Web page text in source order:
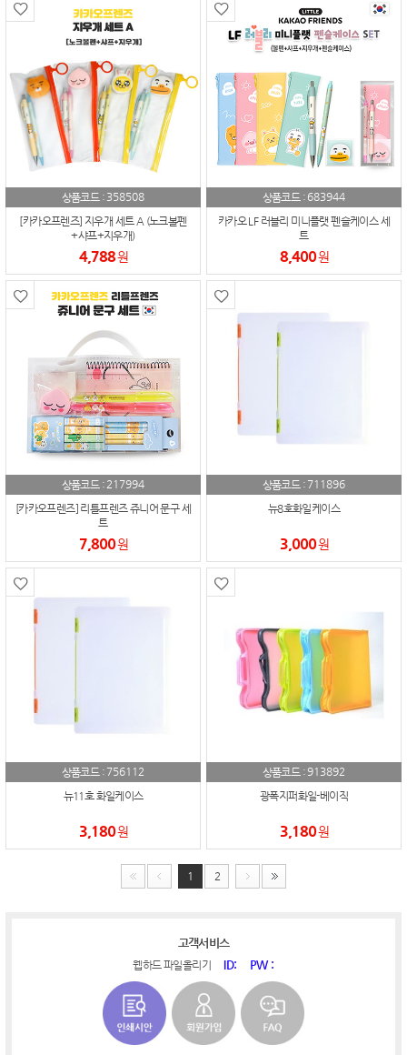
상품코드 : 358508
[카카오프렌즈] 지우개 세트 A (노크볼펜
+샤프+지우개)
4,788원
상품코드 : 683944
카카오 LF 러블리 미니플랫 펜슬케이스 세
트
8,400원
상품코드 :217994
[카카오프렌즈] 리틀프렌즈 쥬니어 문구 세
트
7,800원
상품코드 : 711896
뉴8호화일케이스
3,000원
상품코드 : 756112
뉴11호 화일케이스
3,180원
상품코드 :913892
광폭지퍼화일-베이직
3,180원
1 2
고객서비스
웹하드 파일올리기 ID: PW :